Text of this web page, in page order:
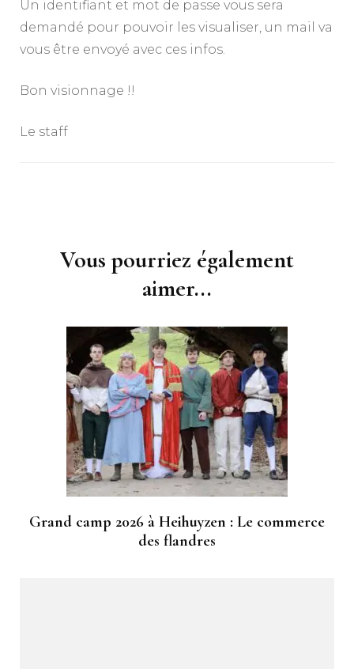
Un identifiant et mot de passe vous sera
demandé pour pouvoir les visualiser, un mail va
vous être envoyé avec ces infos.
Bon visionnage !!
Le staff
Vous pourriez également
aimer...
Grand camp 2026 à Heihuyzen : Le commerce
des flandres